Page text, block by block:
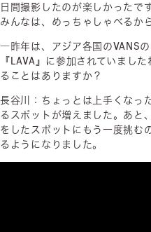
日間撮影したのが楽しかったで
みんなは、めっちゃしゃべるか
―昨年は、アジア各国のVANS
『LAVA』に参加されていまし
ることはありますか？
長谷川：ちょっとは上手くなっ
るスポットが増えました。あと
をしたスポットにもう一度挑む
るようになりました。